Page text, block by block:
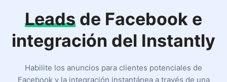
Leads de Facebook e
integración del Instantly
Habilite los anuncios para clientes potenciales de
Facebook y la integración instantánea a través de una